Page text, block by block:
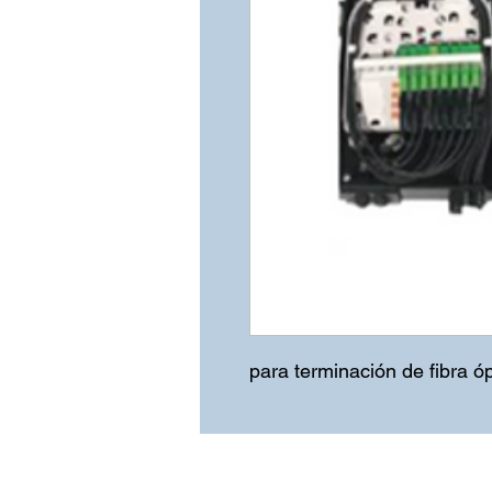
para terminación de fibra